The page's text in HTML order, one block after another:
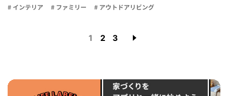
# インテリア # ファミリー # アウトドアリビング
1 2 3